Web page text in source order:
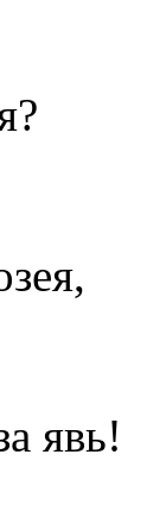
явь!